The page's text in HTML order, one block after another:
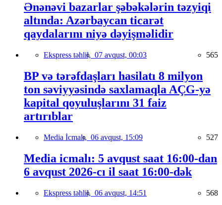
Ənənəvi bazarlar şəbəkələrin təzyiqi
altında: Azərbaycan ticarət
qaydalarını niyə dəyişməlidir
Ekspress təhlil, 07 avqust, 00:03 565
BP və tərəfdaşları hasilatı 8 milyon
ton səviyyəsində saxlamaqla AÇG-yə
kapital qoyuluşlarını 31 faiz
artırıblar
Media İcmalı, 06 avqust, 15:09 527
Media icmalı: 5 avqust saat 16:00-dan
6 avqust 2026-cı il saat 16:00-dək
Ekspress təhlil, 06 avqust, 14:51 568